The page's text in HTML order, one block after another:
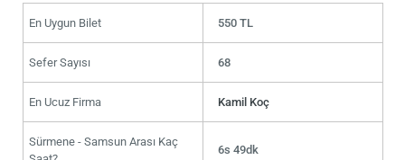
En Uygun Bilet 550 TL
Sefer Sayısı 68
En Ucuz Firma Kamil Koç
Sürmene - Samsun Arası Kaç
6s 49dk